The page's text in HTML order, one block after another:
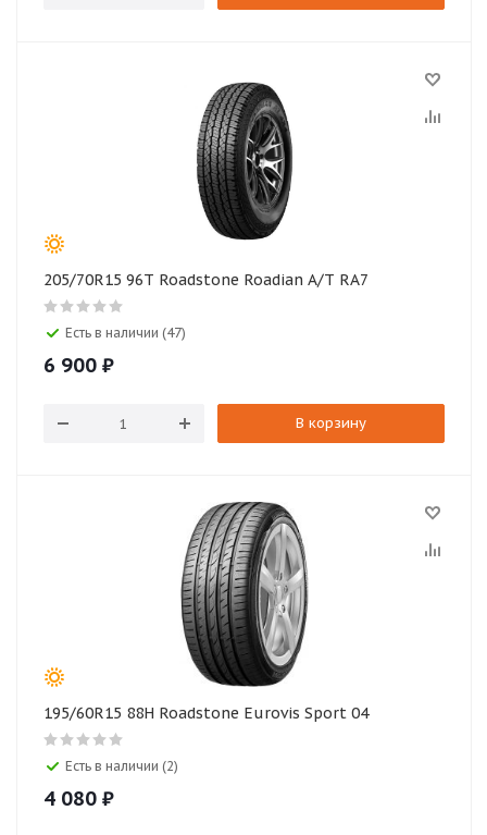
205/70R15 96T Roadstone Roadian A/T RA7
Есть в наличии (47)
6 900 ₽
В корзину
195/60R15 88H Roadstone Eurovis Sport 04
Есть в наличии (2)
4 080 ₽